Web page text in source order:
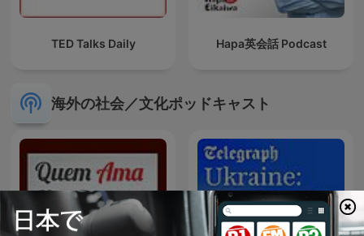
TED Talks Daily Hapa英会話 Podcast
海外の社会／文化ポッドキャスト